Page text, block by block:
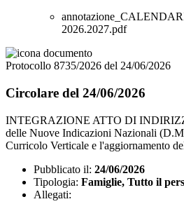
2026.2027.pdf
Protocollo 8735/2026 del 24/06/2026
Circolare del 24/06/2026
INTEGRAZIONE ATTO DI
delle Nuove Indicazioni Nazionali
Curricolo Verticale e l'aggiornamento
Pubblicato il: 24/06/2026
Tipologia: Famiglie, Tutto il
Allegati: